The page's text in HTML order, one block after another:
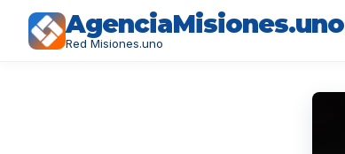
AgenciaMisiones.uno
Red Misiones.uno